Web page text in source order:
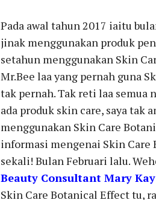
Pada awal tahun 2017 iaitu
jinak menggunakan produk
setahun menggunakan Skin
Mr.Bee laa yang pernah guna
tak pernah. Tak reti laa semua
ada produk skin care, saya tak
menggunakan Skin Care
informasi mengenai Skin Care
sekali! Bulan Februari lalu.
Beauty Consultant Mary Kay
Skin Care Botanical Effect tu,